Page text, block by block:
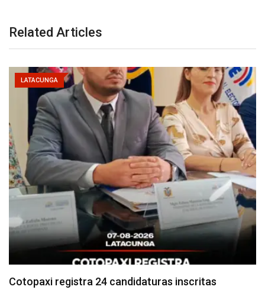
Related Articles
LATACUNGA
Parque Nacional Cotopaxi espera alta afluencia de